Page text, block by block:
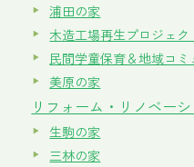
浦田の家
木造工場再生プロジェク
民間学童保育＆地域コミ
美原の家
リフォーム・リノベー
生駒の家
三林の家